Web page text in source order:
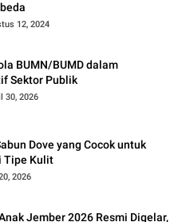
12, 2024
BUMN/BUMD dalam
Sektor Publik
30, 2026
Dove yang Cocok untuk
Tipe Kulit
2026
Jember 2026 Resmi Digelar,